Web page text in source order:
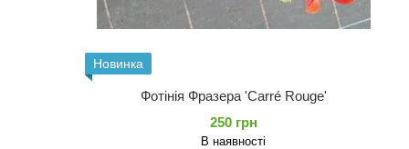
Новинка
Фотінія Фразера 'Carré Rouge'
250 грн
В наявності